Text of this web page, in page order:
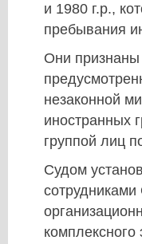
и 1980 г.р.,
пребывания
Они
незаконной
иностранных
группой лиц
Судом
комплексного